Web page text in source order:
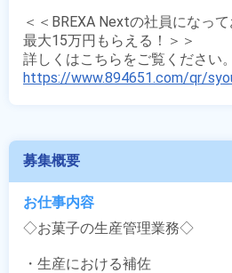
＜＜BREXA Nextの社員になっ
最大15万円もらえる！＞＞
https://www.894651.com/qr/
募集概要
お仕事内容
◇お菓子の生産管理業務◇
・生産における補佐